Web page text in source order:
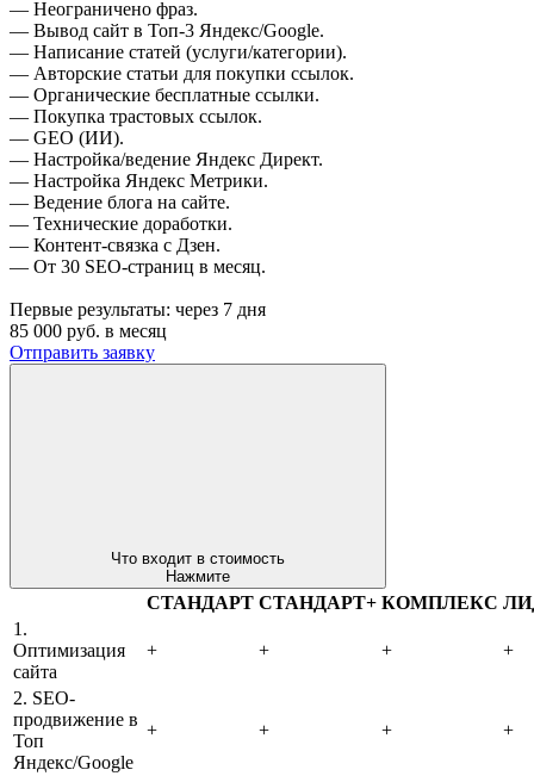
— Неограничено фраз.
— Вывод сайт в Топ-3 Яндекс/Google.
— Написание статей (услуги/категории).
— Авторские статьи для покупки ссылок.
— Органические бесплатные ссылки.
— Покупка трастовых ссылок.
— GEO (ИИ).
— Настройка/ведение Яндекс Директ.
— Настройка Яндекс Метрики.
— Ведение блога на сайте.
— Технические доработки.
— Контент-связка с Дзен.
— От 30 SEO-страниц в месяц.
Первые результаты: через 7 дня
85 000 руб. в месяц
Отправить заявку
Что входит в стоимость
Нажмите
СТАНДАРТ СТАНДАРТ+ КОМПЛЕКС
1.
Оптимизация
сайта
+ + + +
2. SEO-
продвижение в
Топ
Яндекс/Google
+ + + +